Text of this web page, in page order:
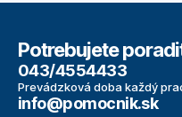
Potrebujete
043/4554433
Prevádzková doba každý
info@pomocnik.sk